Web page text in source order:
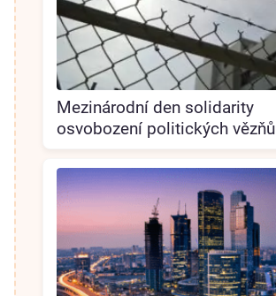
Mezinárodní den solidarity
osvobození politických vězňů